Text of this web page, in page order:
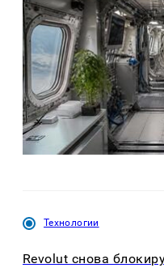
Технологии
Revolut снова